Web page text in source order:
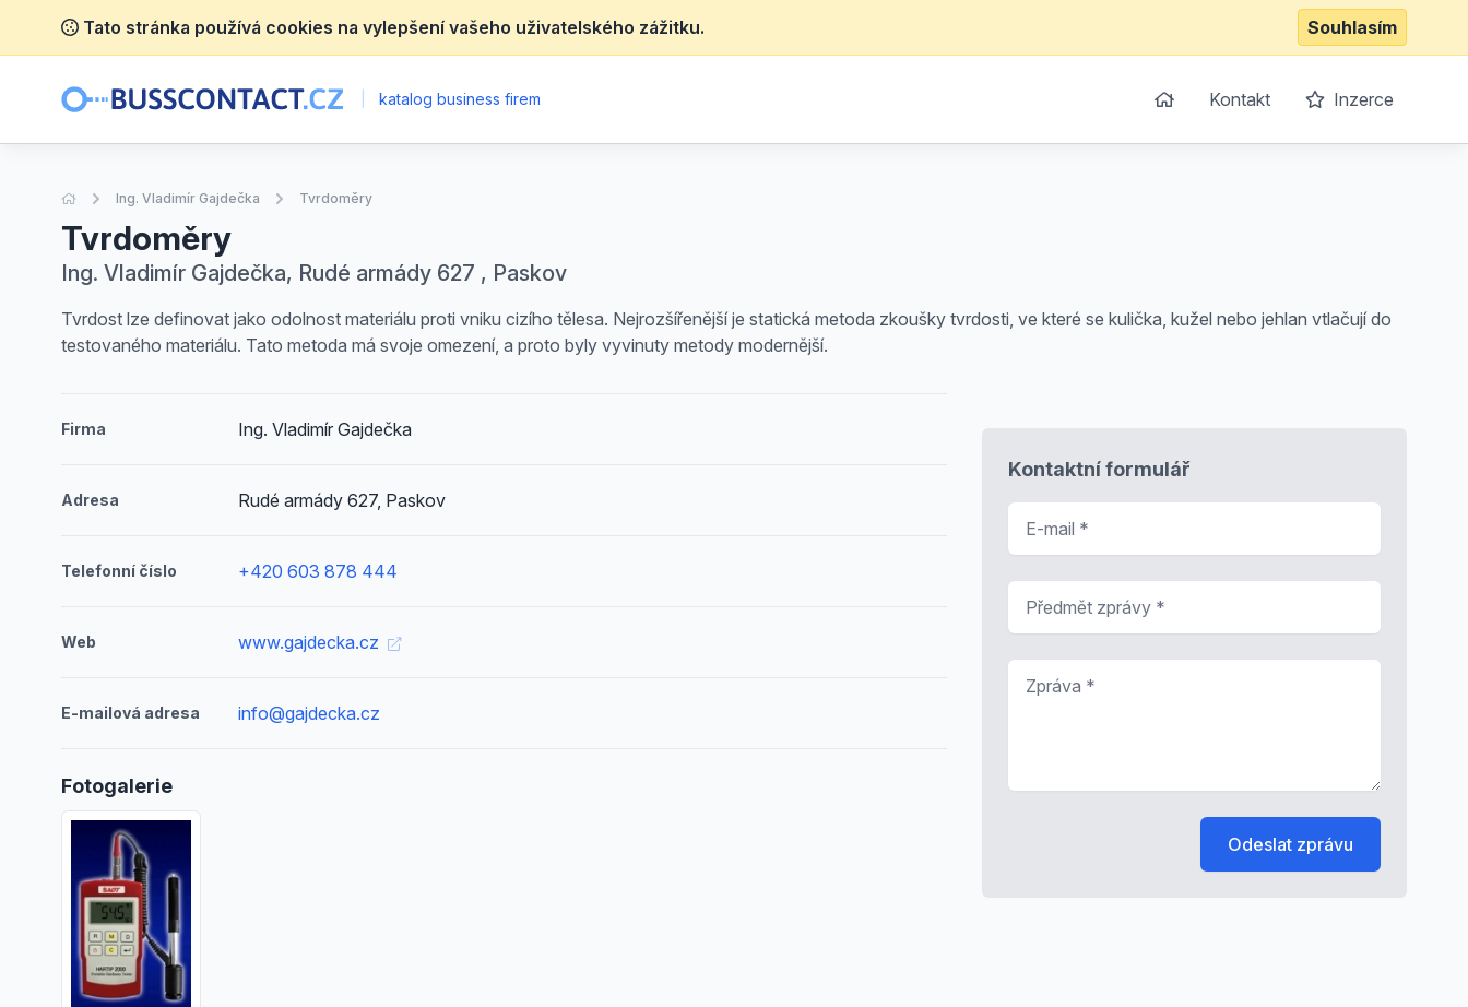
Tato stránka používá cookies na vylepšení vašeho uživatelského zážitku. Souhlasím
katalog business firem Kontakt Inzerce
Úvodní stránka
Ing. Vladimír Gajdečka Tvrdoměry
Tvrdoměry
Ing. Vladimír Gajdečka, Rudé armády 627 , Paskov
Tvrdost lze definovat jako odolnost materiálu proti vniku cizího tělesa. Nejrozšířenější je statická metoda zkoušky tvrdosti, ve které se kulička, kužel nebo jehlan vtlačují do
testovaného materiálu. Tato metoda má svoje omezení, a proto byly vyvinuty metody modernější.
Firma Ing. Vladimír Gajdečka
Adresa Rudé armády 627, Paskov
Telefonní číslo +420 603 878 444
Web www.gajdecka.cz
E-mailová adresa info@gajdecka.cz
Fotogalerie
Kontaktní formulář
Odeslat zprávu